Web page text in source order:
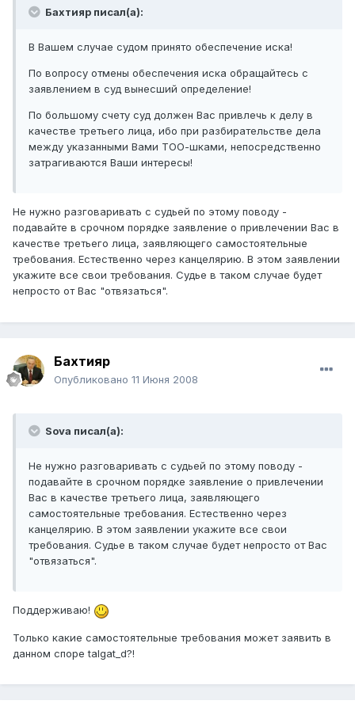
Бахтияр писал(а):
В Вашем случае судом принято обеспечение иска!
По вопросу отмены обеспечения иска обращайтесь с
заявлением в суд вынесший определение!
По большому счету суд должен Вас привлечь к делу в
качестве третьего лица, ибо при разбирательстве дела
между указанными Вами ТОО-шками, непосредственно
затрагиваются Ваши интересы!
Не нужно разговаривать с судьей по этому поводу -
подавайте в срочном порядке заявление о привлечении Вас в
качестве третьего лица, заявляющего самостоятельные
требования. Естественно через канцелярию. В этом заявлении
укажите все свои требования. Судье в таком случае будет
непросто от Вас "отвязаться".
Бахтияр
Опубликовано 11 Июня 2008
Sova писал(а):
Не нужно разговаривать с судьей по этому поводу -
подавайте в срочном порядке заявление о привлечении
Вас в качестве третьего лица, заявляющего
самостоятельные требования. Естественно через
канцелярию. В этом заявлении укажите все свои
требования. Судье в таком случае будет непросто от Вас
"отвязаться".
Поддерживаю!
Только какие самостоятельные требования может заявить в
данном споре talgat_d?!